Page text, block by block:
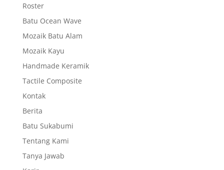
Roster
Batu Ocean Wave
Mozaik Batu Alam
Mozaik Kayu
Handmade Keramik
Tactile Composite
Kontak
Berita
Batu Sukabumi
Tentang Kami
Tanya Jawab